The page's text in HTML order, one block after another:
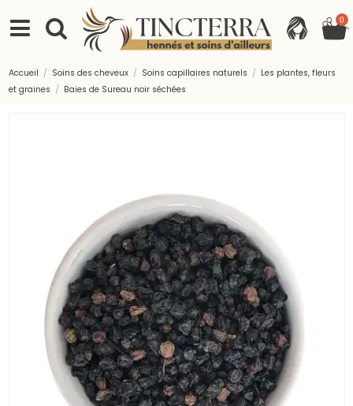
0
Accueil Soins des cheveux Soins capillaires naturels
Les plantes, fleurs
et graines
Baies de Sureau noir séchées